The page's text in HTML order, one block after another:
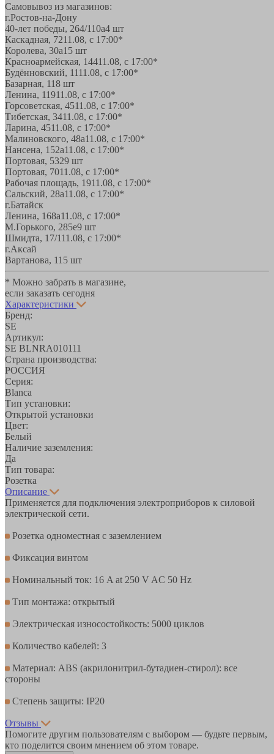
Самовывоз из магазинов:
г.Ростов-на-Дону
40-лет победы, 264/110а4 шт
Каскадная, 7211.08, с 17:00*
Королева, 30а15 шт
Красноармейская, 14411.08, с 17:00*
Будённовский, 1111.08, с 17:00*
Базарная, 118 шт
Ленина, 11911.08, с 17:00*
Горсоветская, 4511.08, с 17:00*
Тибетская, 3411.08, с 17:00*
Ларина, 4511.08, с 17:00*
Малиновского, 48а11.08, с 17:00*
Нансена, 152а11.08, с 17:00*
Портовая, 5329 шт
Портовая, 7011.08, с 17:00*
Рабочая площадь, 1911.08, с 17:00*
Сальский, 28a11.08, с 17:00*
г.Батайск
Ленина, 168а11.08, с 17:00*
М.Горького, 285е9 шт
Шмидта, 17/111.08, с 17:00*
г.Аксай
Вартанова, 11 5 шт
* Можно забрать в магазине,
если заказать сегодня
Характеристики
Бренд:
SE
Артикул:
SE BLNRA010111
Страна производства:
РОССИЯ
Серия:
Blanca
Тип установки:
Открытой установки
Цвет:
Белый
Наличие заземления:
Да
Тип товара:
Розетка
Описание
Применяется для подключения электроприборов к силовой
электрической сети.
Розетка одноместная с заземлением
Фиксация винтом
Номинальный ток: 16 A at 250 V AC 50 Hz
Тип монтажа: открытый
Электрическая износостойкость: 5000 циклов
Количество кабелей: 3
Материал: ABS (акрилонитрил-бутадиен-стирол): все
стороны
Степень защиты: IP20
Отзывы
Помогите другим пользователям с выбором — будьте первым,
кто поделится своим мнением об этом товаре.